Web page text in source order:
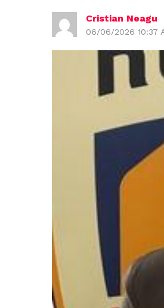
Cristian Neagu
06/06/2026 10:37